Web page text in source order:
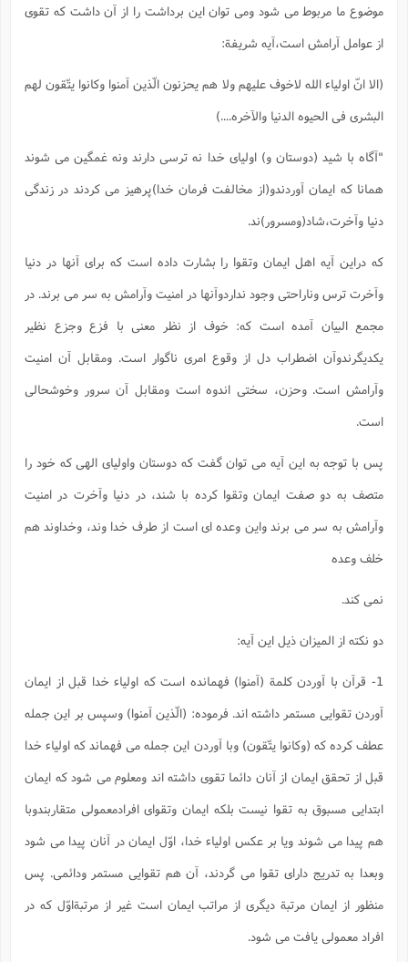
موضوع ما مربوط می شود ومی توان این برداشت را از آن داشت که تقوی
از عوامل آرامش است،آیه شریفة:
(الا انّ اولیاء الله لاخوف علیهم ولا هم یحزنون الّذین آمنوا وکانوا یتّقون لهم
البشری فی الحیوه الدنیا والآخره....)
"آگاه با شید (دوستان و) اولیای خدا نه ترسی دارند ونه غمگین می شوند
همانا که ایمان آوردندو(از مخالفت فرمان خدا)پرهیز می کردند در زندگی
دنیا وآخرت،شاد(ومسرور)ند.
که دراین آیه اهل ایمان وتقوا را بشارت داده است که برای آنها در دنیا
وآخرت ترس وناراحتی وجود نداردوآنها در امنیت وآرامش به سر می برند. در
مجمع البیان آمده است که: خوف از نظر معنی با فزع وجزع نظیر
یکدیگرندوآن اضطراب دل از وقوع امری ناگوار است. ومقابل آن امنیت
وآرامش است. وحزن، سختی اندوه است ومقابل آن سرور وخوشحالی
است.
پس با توجه به این آیه می توان گفت که دوستان واولیای الهی که خود را
متصف به دو صفت ایمان وتقوا کرده با شند، در دنیا وآخرت در امنیت
وآرامش به سر می برند واین وعده ای است از طرف خدا وند، وخداوند هم
خلف وعده
نمی کند.
دو نکته از المیزان ذیل این آیه:
1- قرآن با آوردن کلمة (آمنوا) فهمانده است که اولیاء خدا قبل از ایمان
آوردن تقوایی مستمر داشته اند. فرموده: (الّذین آمنوا) وسپس بر این جمله
عطف کرده که (وکانوا یتّقون) وبا آوردن این جمله می فهماند که اولیاء خدا
قبل از تحقق ایمان از آنان دائما تقوی داشته اند ومعلوم می شود که ایمان
ابتدایی مسبوق به تقوا نیست بلکه ایمان وتقوای افرادمعمولی متقاربندوبا
هم پیدا می شوند ویا بر عکس اولیاء خدا، اوّل ایمان در آنان پیدا می شود
وبعدا به تدریج دارای تقوا می گردند، آن هم تقوایی مستمر ودائمی. پس
منظور از ایمان مرتبة دیگری از مراتب ایمان است غیر از مرتبةاوّل که در
افراد معمولی یافت می شود.